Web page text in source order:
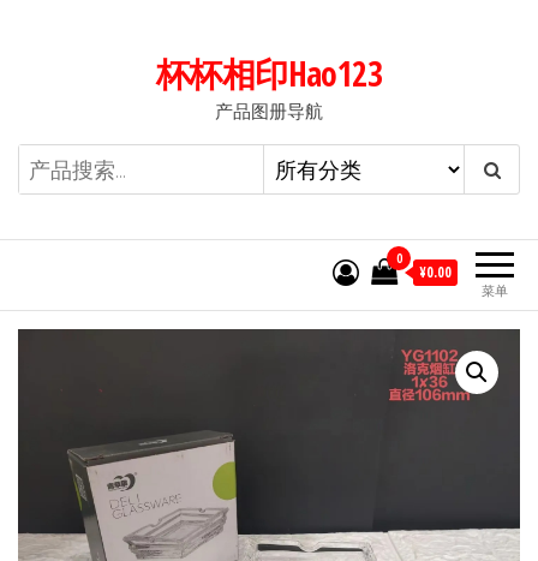
杯杯相印Hao123
产品图册导航
菜单
0
¥0.00